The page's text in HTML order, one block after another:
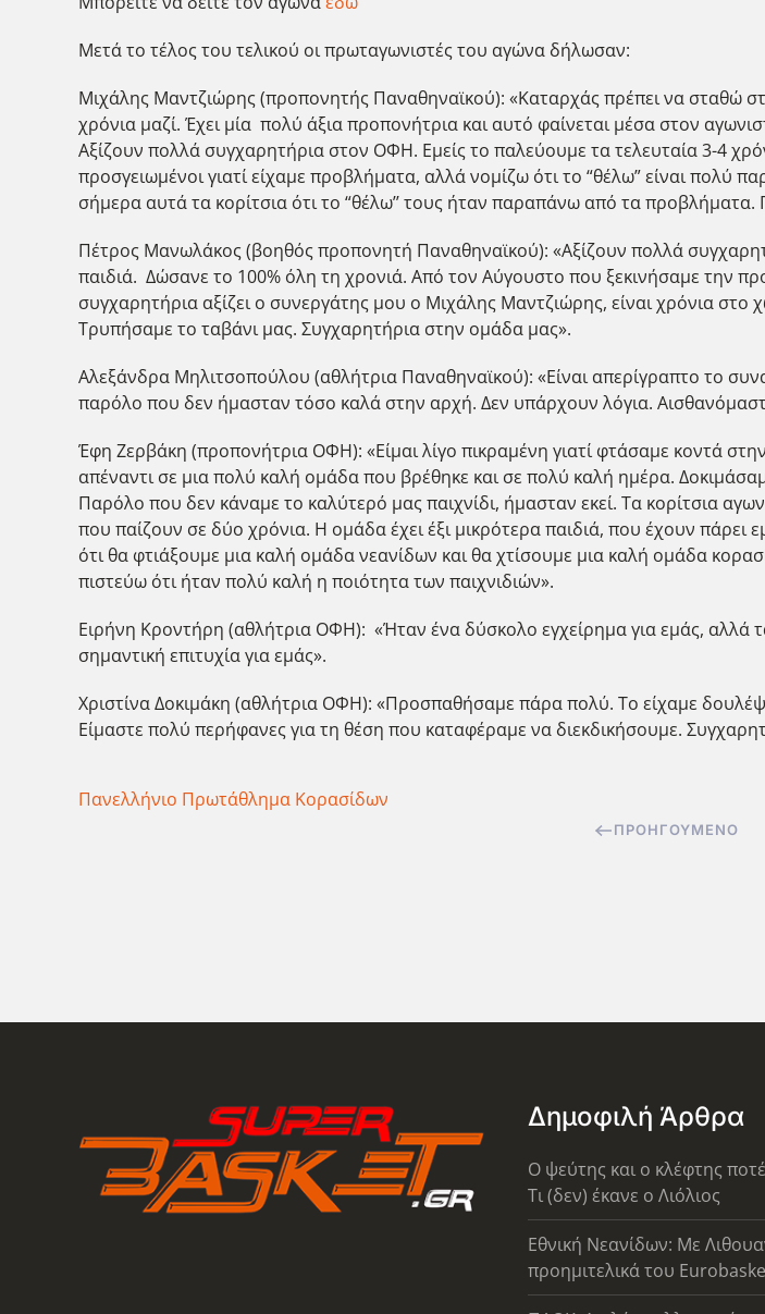
Μετά το τέλος του τελικού οι πρωταγωνιστές του αγώνα δήλωσαν:
Μιχάλης Μαντζιώρης (προπονητής Παναθηναϊκού): «Καταρχάς πρέπει να σταθώ
χρόνια μαζί. Έχει μία πολύ άξια προπονήτρια και αυτό φαίνεται μέσα στον
Αξίζουν πολλά συγχαρητήρια στον ΟΦΗ. Εμείς το παλεύουμε τα τελευταία 3-4
προσγειωμένοι γιατί είχαμε προβλήματα, αλλά νομίζω ότι το “θέλω” είναι
σήμερα αυτά τα κορίτσια ότι το “θέλω’’ τους ήταν παραπάνω από τα
Πέτρος Μανωλάκος (βοηθός προπονητή Παναθηναϊκού): «Αξίζουν πολλά
παιδιά. Δώσανε το 100% όλη τη χρονιά. Από τον Αύγουστο που ξεκινήσαμε την
συγχαρητήρια αξίζει ο συνεργάτης μου ο Μιχάλης Μαντζιώρης, είναι χρόνια
Τρυπήσαμε το ταβάνι μας. Συγχαρητήρια στην ομάδα μας».
Αλεξάνδρα Μηλιτσοπούλου (αθλήτρια Παναθηναϊκού): «Είναι απερίγραπτο το
παρόλο που δεν ήμασταν τόσο καλά στην αρχή. Δεν υπάρχουν λόγια.
Έφη Ζερβάκη (προπονήτρια ΟΦΗ): «Είμαι λίγο πικραμένη γιατί φτάσαμε κοντά
απέναντι σε μια πολύ καλή ομάδα που βρέθηκε και σε πολύ καλή ημέρα.
Παρόλο που δεν κάναμε το καλύτερό μας παιχνίδι, ήμασταν εκεί. Τα κορίτσια
που παίζουν σε δύο χρόνια. Η ομάδα έχει έξι μικρότερα παιδιά, που έχουν πάρει
ότι θα φτιάξουμε μια καλή ομάδα νεανίδων και θα χτίσουμε μια καλή ομάδα
πιστεύω ότι ήταν πολύ καλή η ποιότητα των παιχνιδιών».
Ειρήνη Κροντήρη (αθλήτρια ΟΦΗ): «Ήταν ένα δύσκολο εγχείρημα για εμάς,
σημαντική επιτυχία για εμάς».
Χριστίνα Δοκιμάκη (αθλήτρια ΟΦΗ): «Προσπαθήσαμε πάρα πολύ. Το είχαμε
Είμαστε πολύ περήφανες για τη θέση που καταφέραμε να διεκδικήσουμε.
Πανελλήνιο Πρωτάθλημα Κορασίδων
ΠΡΟΗΓΟΎΜΕΝΟ
Δημοφιλή Άρθρα
Ο ψεύτης και ο κλέφτης
Τι (δεν) έκανε ο Λιόλιος
Εθνική Νεανίδων: Με
προημιτελικά του